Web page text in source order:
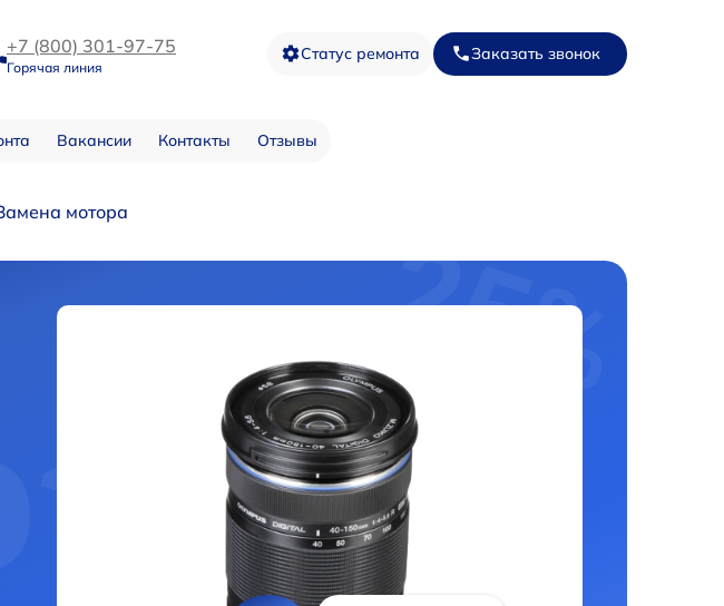
+7 (800) 301-97-75
Горячая линия
Статус ремонта Заказать звонок
Вакансии Контакты Отзывы
мотора